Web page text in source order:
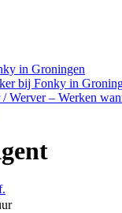
in Groningen
bij Fonky in
Werver – Werken